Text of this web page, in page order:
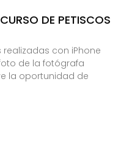
DE PETISCOS
con iPhone
de la fotógrafa
la oportunidad de